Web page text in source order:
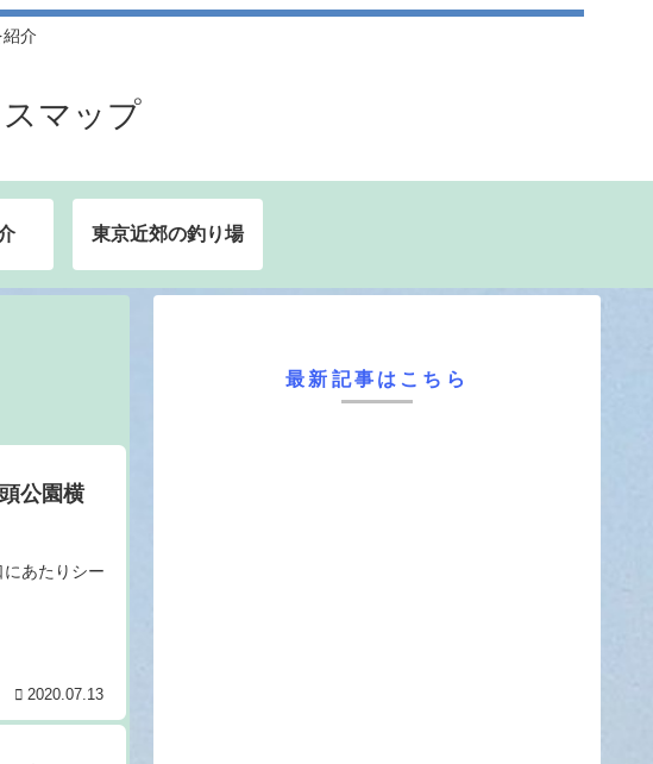
介
マップ
東京近郊の釣り場
公園横
あたりシー
2020.07.13
最新記事はこちら